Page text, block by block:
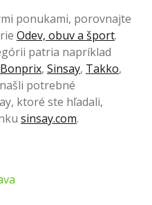
ponukami, porovnajte
Odev, obuv a šport.
patria napríklad
Bonprix, Sinsay, Takko,
potrebné
ktoré ste hľadali,
sinsay.com.